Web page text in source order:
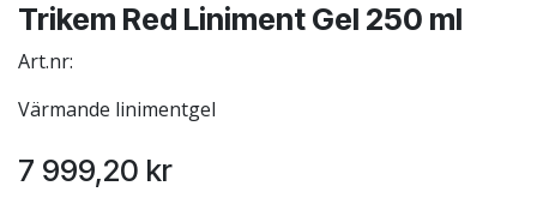
Trikem Red Liniment Gel 250 ml
Art.nr:
Värmande linimentgel
7 999,20 kr